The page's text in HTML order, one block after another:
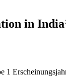
in
1